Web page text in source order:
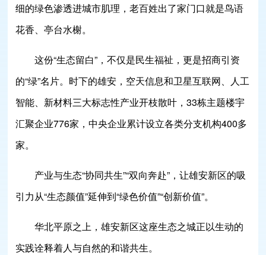
细的绿色渗透进城市肌理，老百姓出了家门口就是鸟语
花香、亭台水榭。
这份“生态留白”，不仅是民生福祉，更是招商引资
的“绿”名片。时下的雄安，空天信息和卫星互联网、人工
智能、新材料三大标志性产业开枝散叶，33栋主题楼宇
汇聚企业776家，中央企业累计设立各类分支机构400多
家。
产业与生态“协同共生”“双向奔赴”，让雄安新区的吸
引力从“生态颜值”延伸到“绿色价值”“创新价值”。
华北平原之上，雄安新区这座生态之城正以生动的
实践诠释着人与自然的和谐共生。